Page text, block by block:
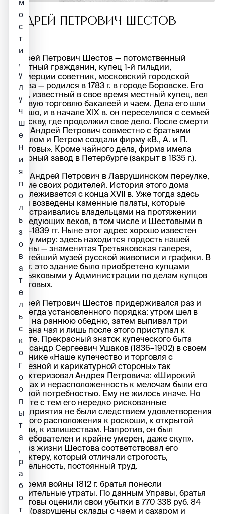
АНДРЕЙ ПЕТРОВИЧ ШЕСТОВ
Андрей Петрович Шестов — потомственный
почетный гражданин, купец 1-й гильдии,
коммерции советник, московский городской
голова — родился в 1783 г. в городе Боровске. Его
отец, известный в свое время местный купец, вел
оптовую торговлю бакалеей и чаем. Дела его шли
хорошо, и в начале XIX в. он переселился с семьей
в Москву, где продолжил свое дело. После смерти
отца Андрей Петрович совместно с братьями
Викулом и Петром создали фирму «В., А. и П.
Шестовы». Кроме чайного дела, фирма имела
сахарный завод в Петербурге (закрыт в 1835 г.).
Жил Андрей Петрович в Лаврушинском переулке,
в доме своих родителей. История этого дома
прослеживается с конца XVII в. Уже тогда здесь
были возведены каменные палаты, которые
перестраивались владельцами на протяжении
последующих веков, в том числе и Шестовыми в
1835–1839 гг. Ныне этот адрес хорошо известен
всему миру: здесь находится гордость нашей
страны — знаменитая Третьяковская галерея,
богатейший музей русской живописи и графики. В
1851 г. это здание было приобретено купцами
Третьяковыми у Администрации по делам купцов
Шестовых.
Андрей Петрович Шестов придерживался раз и
навсегда установленного порядка: утром шел в
храм на раннюю обедню, затем выпивал три
стакана чая и лишь после этого приступал к
работе. Прекрасный знаток купеческого быта
Александр Сергеевич Ушаков (1836–1902) в своем
сборнике «Наше купечество и торговля с
серьезной и карикатурной стороны» так
характеризовал Андрея Петровича: «Широкий
размах и нерасположенность к мелочам были его
прямой потребностью. Ему не жилось иначе. Но
вместе с тем его нередко рискованные
предприятия не были следствием удовлетворения
личного расположения к роскоши, к открытой
жизни, к излишествам. Напротив, он был
нетребователен и крайне умерен, даже скуп».
Образ жизни Шестова соответствовал его
характеру, который отличали строгость,
деятельность, постоянный труд.
Во время войны 1812 г. братья понесли
значительные утраты. По данным Управы, братья
Шестовы оценили свои убытки в 770 338 руб. 84
коп.: (разрушены склады с чаем и сахаром и
м
о
с
т
и
,
у
л
у
ч
ш
е
н
и
я
п
о
л
ь
з
о
в
а
т
е
л
ь
с
к
о
г
о
о
п
ы
т
а
,
р
а
б
о
т